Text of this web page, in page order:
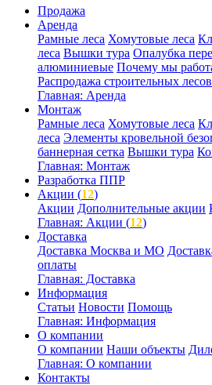
Продажа
Аренда
Рамные леса Хомутовые леса
леса Вышки тура Опалубка
алюминиевые Почему мы
Распродажа строительных
Главная: Аренда
Монтаж
Рамные леса Хомутовые леса
леса Элементы кровельной
баннерная сетка Вышки тура
Главная: Монтаж
Разработка ППР
Акции (12)
Акции Дополнительные акции
Главная: Акции (12)
Доставка
Доставка Москва и МО
оплаты
Главная: Доставка
Информация
Статьи Новости Помощь
Главная: Информация
О компании
О компании Наши объекты
Главная: О компании
Контакты